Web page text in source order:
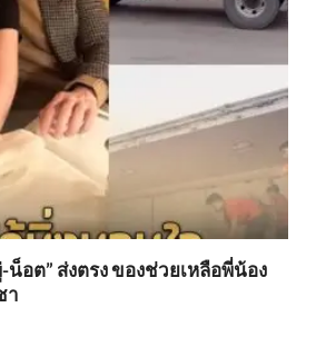
น็อต” ส่งตรง ของช่วยเหลือพี่น้อง
า